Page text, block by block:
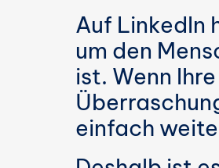
Auf LinkedIn
um den
ist. Wenn
einfach